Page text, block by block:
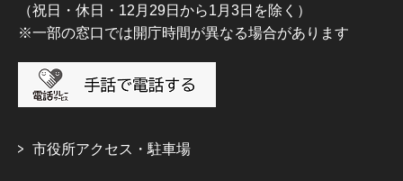
（祝日・休日・12月29日から1月3日を除く）
※一部の窓口では開庁時間が異なる場合があります
市役所アクセス・駐車場